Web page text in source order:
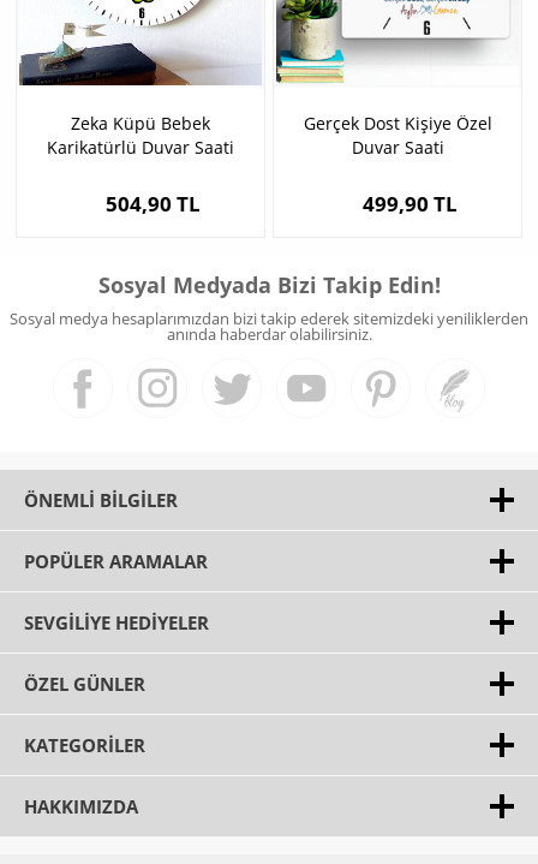
Zeka Küpü Bebek
Karikatürlü Duvar Saati
504,90 TL
Gerçek Dost Kişiye Özel
Duvar Saati
499,90 TL
Sosyal Medyada Bizi Takip Edin!
Sosyal medya hesaplarımızdan bizi takip ederek sitemizdeki yeniliklerden
anında haberdar olabilirsiniz.
ÖNEMLI BILGILER
POPÜLER ARAMALAR
SEVGILIYE HEDIYELER
ÖZEL GÜNLER
KATEGORILER
HAKKIMIZDA